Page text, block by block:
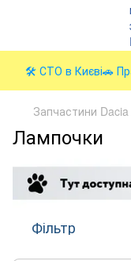
🛠️ СТО в Києві🚗
Запчастини Dacia
Лампочки
Фільтр